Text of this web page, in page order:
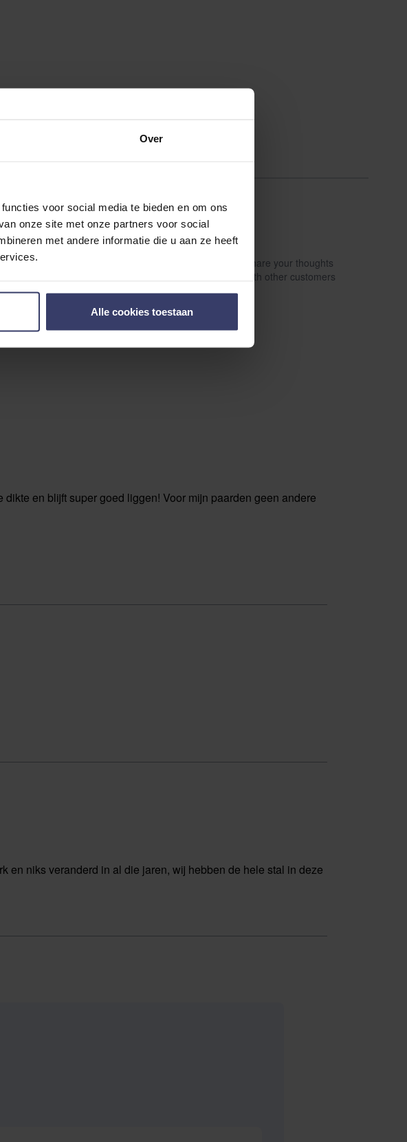
Over
voor social media te bieden en om ons
onze site met onze partners voor social
met andere informatie die u aan ze heeft
Alle cookies toestaan
Share your thoughts
with other customers
en blijft super goed liggen! Voor mijn paarden geen andere
en niks veranderd in al die jaren, wij hebben de hele stal in deze